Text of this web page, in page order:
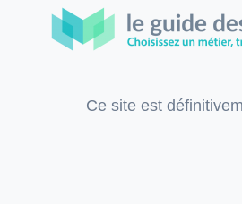
Ce site est